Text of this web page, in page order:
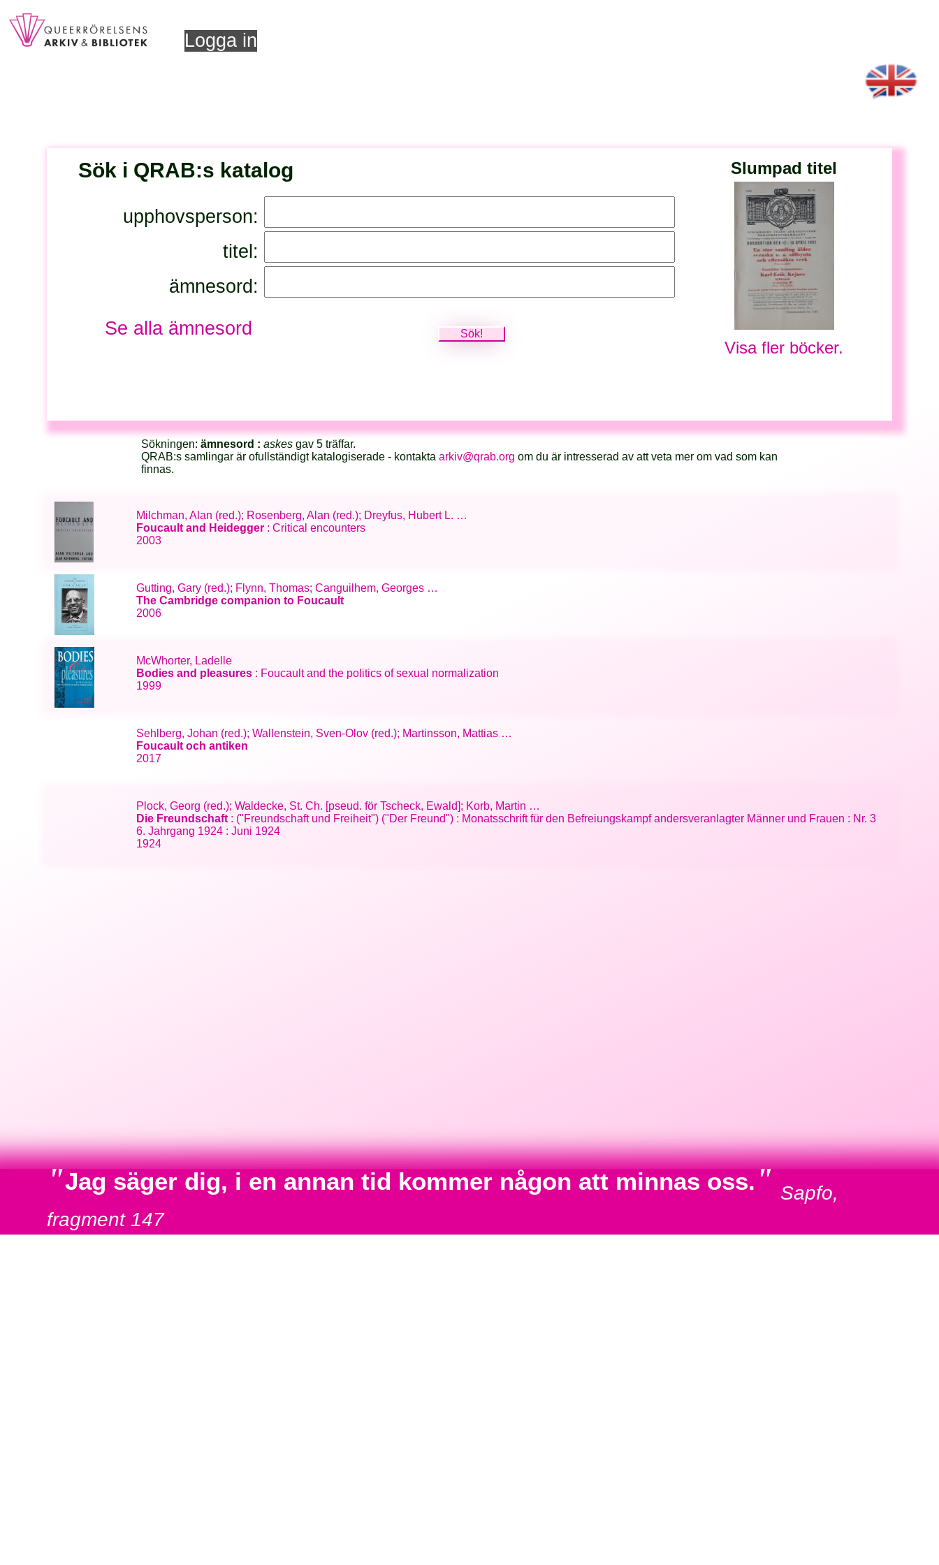
Logga in
Sök i QRAB:s katalog
upphovsperson:
titel:
ämnesord:
Se alla ämnesord
Slumpad titel
Visa fler böcker.
Sökningen: ämnesord : askesgav 5 träffar.
QRAB:s samlingar är ofullständigt katalogiserade - kontakta arkiv@qrab.org om du är intresserad av att veta mer om vad som kan
finnas.
Milchman, Alan (red.); Rosenberg, Alan (red.); Dreyfus, Hubert L. …
Foucault and Heidegger : Critical encounters
2003
Gutting, Gary (red.); Flynn, Thomas; Canguilhem, Georges …
The Cambridge companion to Foucault
2006
McWhorter, Ladelle
Bodies and pleasures : Foucault and the politics of sexual normalization
1999
Sehlberg, Johan (red.); Wallenstein, Sven-Olov (red.); Martinsson, Mattias …
Foucault och antiken
2017
Plock, Georg (red.); Waldecke, St. Ch. [pseud. för Tscheck, Ewald]; Korb, Martin …
Die Freundschaft : ("Freundschaft und Freiheit") ("Der Freund") : Monatsschrift für den Befreiungskampf andersveranlagter Männer und Frauen : Nr. 3
6. Jahrgang 1924 : Juni 1924
1924
"Jag säger dig, i en annan tid kommer någon att minnas oss." Sapfo,
fragment 147